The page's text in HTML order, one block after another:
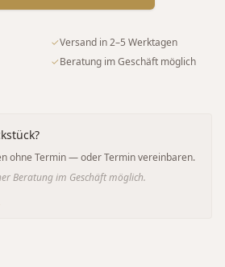
✓Versand in 2–5 Werktagen
✓Beratung im Geschäft möglich
ohne Termin — oder Termin vereinbaren.
Beratung im Geschäft möglich.